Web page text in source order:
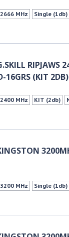
2666 MHz Single (1db)
RIPJAWS
16GRS (KIT 2DB)
2400 MHz KIT (2db)
3200 MHz Single (1db)